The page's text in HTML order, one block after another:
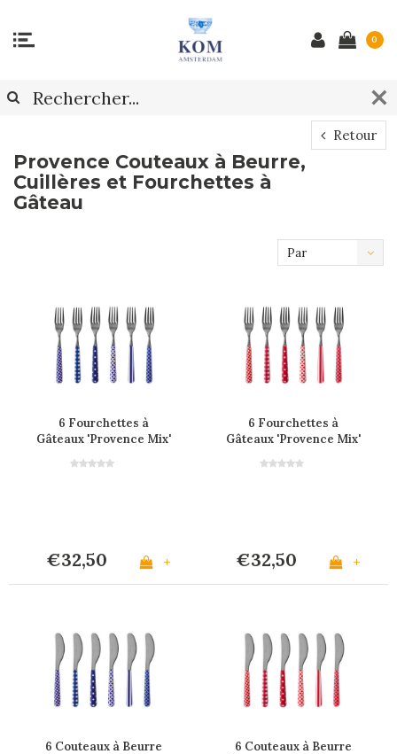
0
Retour
Provence Couteaux à Beurre,
Cuillères et Fourchettes à
Gâteau
Par
6 Fourchettes à
Gâteaux 'Provence Mix'
€32,50 +
6 Fourchettes à
Gâteaux 'Provence Mix'
€32,50 +
6 Couteaux à Beurre
6 Couteaux à Beurre